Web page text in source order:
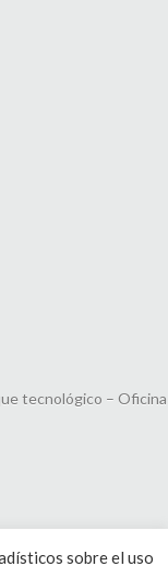
tecnológico – Oficina
sobre el uso